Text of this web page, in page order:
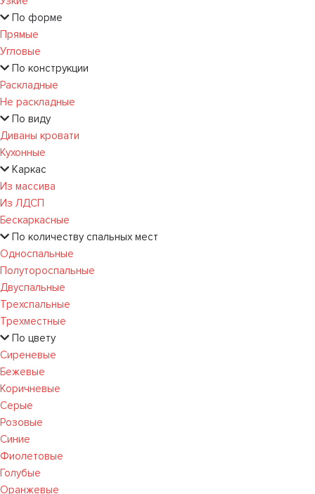
По форме
Прямые
Угловые
По конструкции
Раскладные
Не раскладные
По виду
Диваны кровати
Кухонные
Каркас
Из массива
Из ЛДСП
Бескаркасные
По количеству спальных мест
Односпальные
Полутороспальные
Двуспальные
Трехспальные
Трехместные
По цвету
Сиреневые
Бежевые
Коричневые
Серые
Розовые
Синие
Фиолетовые
Голубые
Оранжевые